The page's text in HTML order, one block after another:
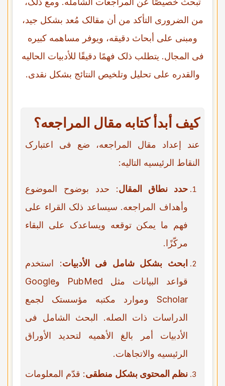
من الضروری التأکد من أن مقالک مُعد بشکل جید،
ومبنی على أبحاث دقیقه، ویوفر مساهمه کبیره
فی المجال. یتطلب ذلک فهمًا دقیقًا للأدبیات الحالیه
والقدره على تحلیل وتلخیص النتائج بشکل نقدی.
کیف أبدأ کتابه مقال المراجعه؟
عند إعداد مقال المراجعه، ضع فی اعتبارک
النقاط الرئیسیه التالیه:
حدد نطاق المقال: حدد بوضوح الموضوع
وأهداف المراجعه. سیساعد ذلک القراء على
فهم ما یمکن توقعه ویساعدک على البقاء
مرکّزًا.
ابحث بشکل شامل فی الأدبیات: استخدم
قواعد البیانات مثل PubMed وGoogle
Scholar وموارد مکتبه مؤسستک لجمع
الدراسات ذات الصله. البحث الشامل فی
الأدبیات أمر بالغ الأهمیه لتحدید الأوراق
الرئیسیه والاتجاهات.
نظم المحتوى بشکل منطقی: قدّم المعلومات